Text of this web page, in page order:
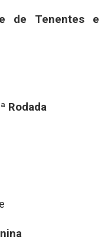
de Tenentes e
Rodada